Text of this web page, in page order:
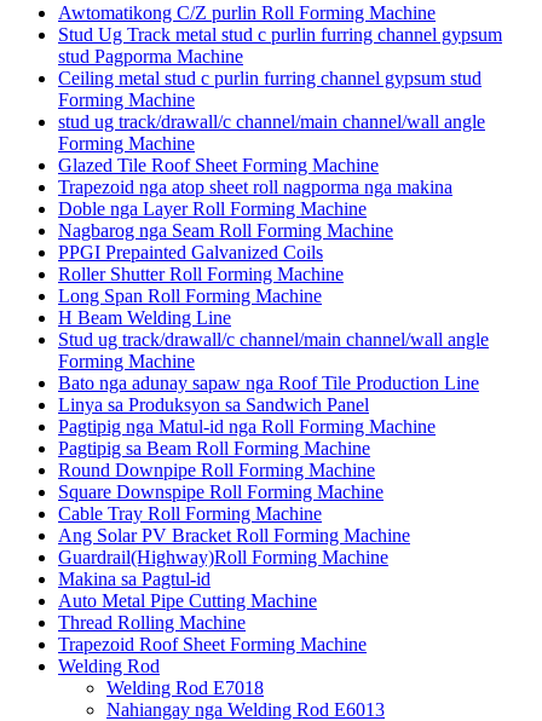
Awtomatikong C/Z purlin Roll Forming Machine
Stud Ug Track metal stud c purlin furring channel gypsum
stud Pagporma Machine
Ceiling metal stud c purlin furring channel gypsum stud
Forming Machine
stud ug track/drawall/c channel/main channel/wall angle
Forming Machine
Glazed Tile Roof Sheet Forming Machine
Trapezoid nga atop sheet roll nagporma nga makina
Doble nga Layer Roll Forming Machine
Nagbarog nga Seam Roll Forming Machine
PPGI Prepainted Galvanized Coils
Roller Shutter Roll Forming Machine
Long Span Roll Forming Machine
H Beam Welding Line
Stud ug track/drawall/c channel/main channel/wall angle
Forming Machine
Bato nga adunay sapaw nga Roof Tile Production Line
Linya sa Produksyon sa Sandwich Panel
Pagtipig nga Matul-id nga Roll Forming Machine
Pagtipig sa Beam Roll Forming Machine
Round Downpipe Roll Forming Machine
Square Downspipe Roll Forming Machine
Cable Tray Roll Forming Machine
Ang Solar PV Bracket Roll Forming Machine
Guardrail(Highway)Roll Forming Machine
Makina sa Pagtul-id
Auto Metal Pipe Cutting Machine
Thread Rolling Machine
Trapezoid Roof Sheet Forming Machine
Welding Rod
Welding Rod E7018
Nahiangay nga Welding Rod E6013